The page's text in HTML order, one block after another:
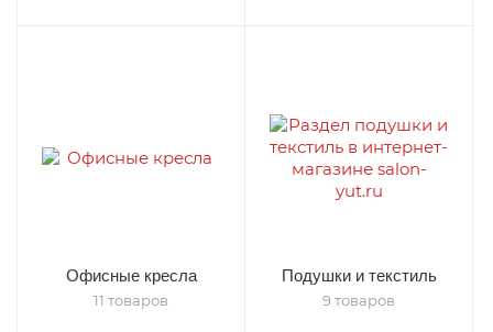
Офисные кресла
11 товаров
Подушки и текстиль
9 товаров